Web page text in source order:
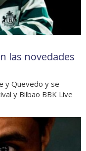
las novedades
y Quevedo y se
y Bilbao BBK Live